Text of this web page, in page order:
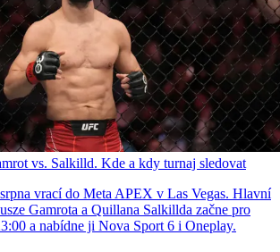
vs. Salkilld. Kde a kdy turnaj sledovat
vrací do Meta APEX v Las Vegas. Hlavní
Gamrota a Quillana Salkillda začne pro
a nabídne ji Nova Sport 6 i Oneplay.